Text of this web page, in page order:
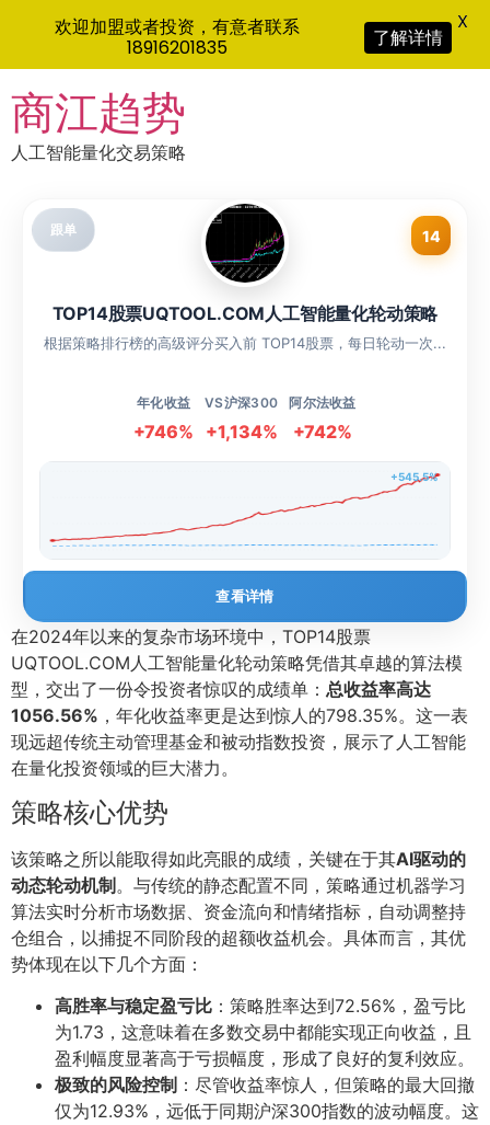
to
content
商江趋势
人工智能量化交易策略
跟单 14
TOP14股票UQTOOL.COM人工智能量化轮动策略
根据策略排行榜的高级评分买入前 TOP14股票，每日轮动一次...
年化收益
+746%
VS沪深300
+1,134%
阿尔法收益
+742%
+545.5%
查看详情
在2024年以来的复杂市场环境中，TOP14股票
UQTOOL.COM人工智能量化轮动策略凭借其卓越的算法模
型，交出了一份令投资者惊叹的成绩单： 总收益率高达
1056.56% ，年化收益率更是达到惊人的798.35%。这一表
现远超传统主动管理基金和被动指数投资，展示了人工智能
在量化投资领域的巨大潜力。
策略核心优势
该策略之所以能取得如此亮眼的成绩，关键在于其AI驱动的
动态轮动机制。与传统的静态配置不同，策略通过机器学习
算法实时分析市场数据、资金流向和情绪指标，自动调整持
仓组合，以捕捉不同阶段的超额收益机会。具体而言，其优
势体现在以下几个方面：
高胜率与稳定盈亏比 ：策略胜率达到72.56%，盈亏比
为1.73，这意味着在多数交易中都能实现正向收益，且
盈利幅度显著高于亏损幅度，形成了良好的复利效应。
极致的风险控制 ：尽管收益率惊人，但策略的最大回撤
仅为12.93%，远低于同期沪深300指数的波动幅度。这
欢迎加盟或者投资，有意者联系
18916201835
了解详情
X